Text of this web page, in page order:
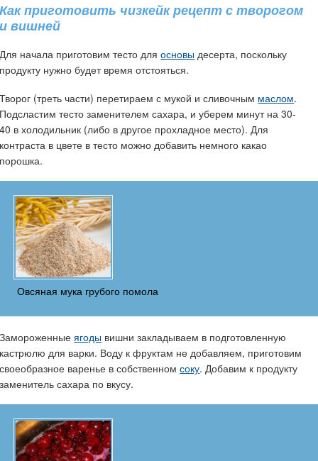
Как приготовить чизкейк рецепт с творогом
и вишней
Для начала приготовим тесто дляосновы десерта, поскольку
продукту нужно будет время отстояться.
Творог (треть части) перетираем с мукой и сливочным маслом.
Подсластим тесто заменителем сахара, и уберем минут на 30-
40 в холодильник (либо в другое прохладное место). Для
контраста в цвете в тесто можно добавить немного какао
порошка.
Овсяная мука грубого помола
Замороженныеягоды вишни закладываем в подготовленную
кастрюлю для варки. Воду к фруктам не добавляем, приготовим
своеобразное варенье в собственномсоку. Добавим к продукту
заменитель сахара по вкусу.